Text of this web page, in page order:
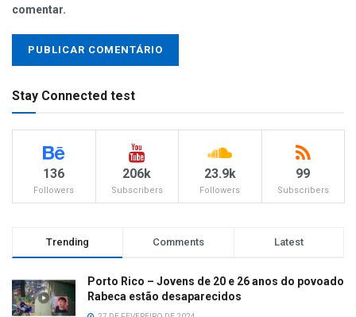
comentar.
Stay Connected test
136
Followers
206k
Subscribers
23.9k
Followers
99
Subscribers
Trending Comments Latest
Porto Rico – Jovens de 20 e 26 anos do povoado
Rabeca estão desaparecidos